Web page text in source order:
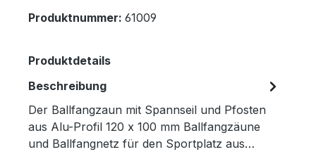
Produktnummer: 61009
Produktdetails
Beschreibung
Der Ballfangzaun mit Spannseil und Pfosten
aus Alu-Profil 120 x 100 mm Ballfangzäune
und Ballfangnetz für den Sportplatz aus…